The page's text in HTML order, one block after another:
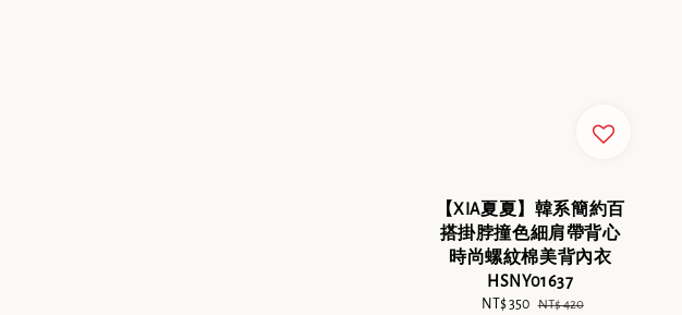
【XIA夏夏】韓系簡約百
搭掛脖撞色細肩帶背心
時尚螺紋棉美背內衣
HSNY01637
Sale
NT$ 350 Regular
NT$ 420